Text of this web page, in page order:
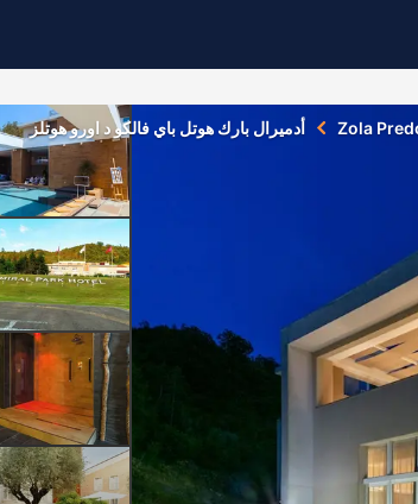
Zola أدميرال بارك هوتل باي فالكو د اورو هوتلز